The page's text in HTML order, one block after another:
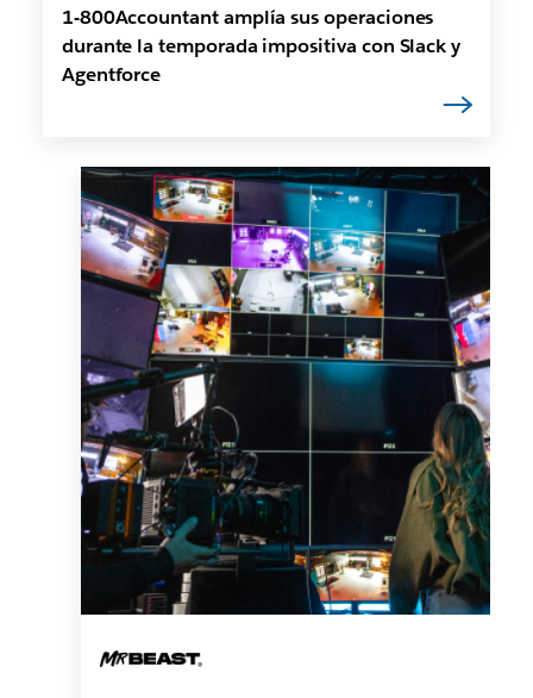
1-800Accountant amplía sus operaciones
durante la temporada impositiva con Slack y
Agentforce